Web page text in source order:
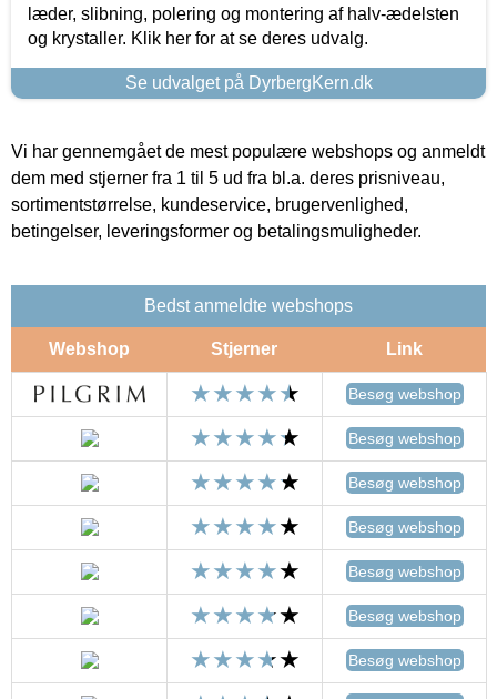
læder, slibning, polering og montering af halv-ædelsten
og krystaller. Klik her for at se deres udvalg.
Se udvalget på DyrbergKern.dk
Vi har gennemgået de mest populære webshops og anmeldt
dem med stjerner fra 1 til 5 ud fra bl.a. deres prisniveau,
sortimentstørrelse, kundeservice, brugervenlighed,
betingelser, leveringsformer og betalingsmuligheder.
Bedst anmeldte webshops
Webshop Stjerner Link
Besøg webshop
Besøg webshop
Besøg webshop
Besøg webshop
Besøg webshop
Besøg webshop
Besøg webshop